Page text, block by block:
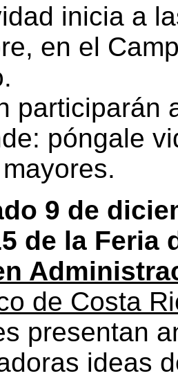
inicia a
en el
participarán
póngale
9 de
de la Feria
de Costa
presentan
ideas